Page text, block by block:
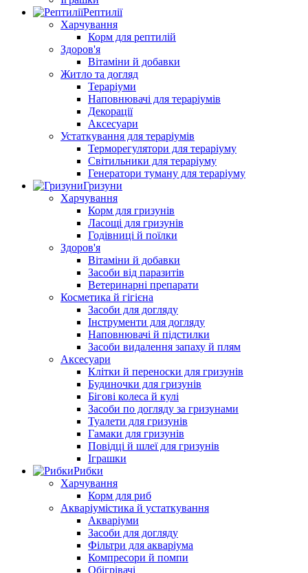
Рептилії
Харчування
Корм для рептилій
Здоров'я
Вітаміни й добавки
Житло та догляд
Тераріуми
Наповнювачі для тераріумів
Декорації
Аксесуари
Устаткування для тераріумів
Терморегулятори для тераріуму
Світильники для тераріуму
Генератори туману для тераріуму
Гризуни
Харчування
Корм для гризунів
Ласощі для гризунів
Годівниці й поїлки
Здоров'я
Вітаміни й добавки
Засоби від паразитів
Ветеринарні препарати
Косметика й гігієна
Засоби для догляду
Інструменти для догляду
Наповнювачі й підстилки
Засоби видалення запаху й плям
Аксесуари
Клітки й переноски для гризунів
Будиночки для гризунів
Бігові колеса й кулі
Засоби по догляду за гризунами
Туалети для гризунів
Гамаки для гризунів
Повідці й шлеї для гризунів
Іграшки
Рибки
Харчування
Корм для риб
Акваріумістика й устаткування
Акваріуми
Засоби для догляду
Фільтри для акваріума
Компресори й помпи
Обігрівачі